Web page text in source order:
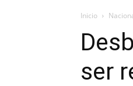
Inicio
ser